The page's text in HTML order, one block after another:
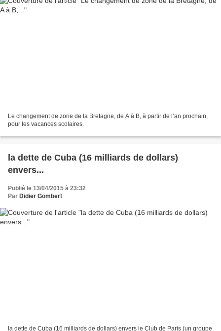
Le changement de zone de la Bretagne, de A à B, à partir de l’an prochain,
pour les vacances scolaires.
la dette de Cuba (16 milliards de dollars)
envers...
Publié le 13/04/2015 à 23:32
Par Didier Gombert
la dette de Cuba (16 milliards de dollars) envers le Club de Paris (un groupe